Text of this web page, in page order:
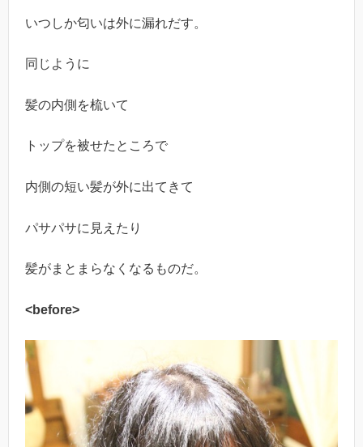
いつしか匂いは外に漏れだす。
同じように
髪の内側を梳いて
トップを被せたところで
内側の短い髪が外に出てきて
パサパサに見えたり
髪がまとまらなくなるものだ。
<before>